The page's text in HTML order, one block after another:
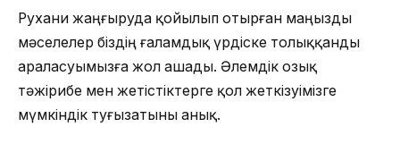
Рухани жаңғыруда қойылып отырған маңызды
мәселелер біздің ғаламдық үрдіске толыққанды
араласуымызға жол ашады. Әлемдік озық
тәжірибе мен жетістіктерге қол жеткізуімізге
мүмкіндік туғызатыны анық.